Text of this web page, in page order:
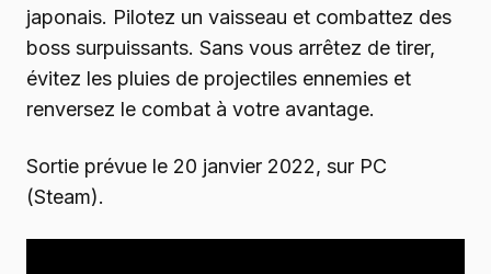
japonais. Pilotez un vaisseau et combattez des
boss surpuissants. Sans vous arrêtez de tirer,
évitez les pluies de projectiles ennemies et
renversez le combat à votre avantage.
Sortie prévue le 20 janvier 2022, sur PC
(Steam).